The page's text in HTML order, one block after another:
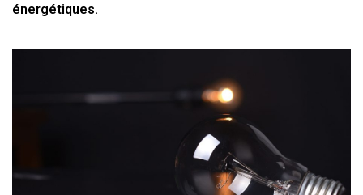
énergétiques.